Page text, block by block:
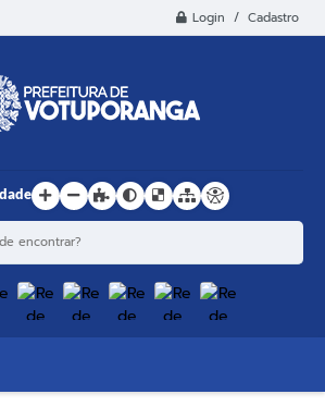
Login / Cadastro